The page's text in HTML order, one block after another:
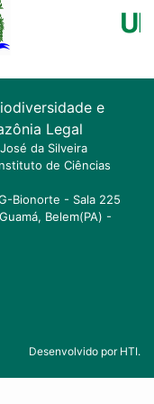
e
Legal
da Silveira
de Ciências
Bionorte - Sala 225
Belem(PA) -
Desenvolvido por HTI.